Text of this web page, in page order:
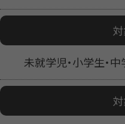
未就学児・小学生・中